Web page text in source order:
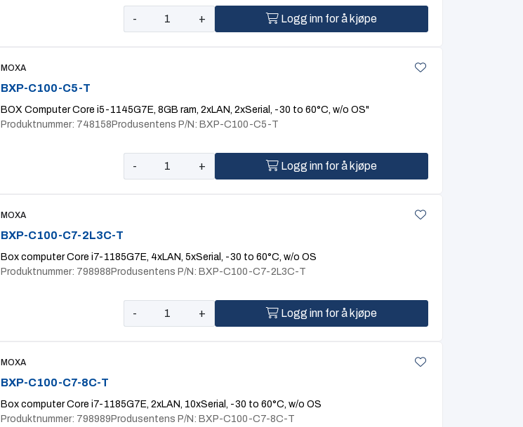
- + Logg inn for å kjøpe
MOXA
BXP-C100-C5-T
BOX Computer Core i5-1145G7E, 8GB ram, 2xLAN, 2xSerial, -30 to 60°C, w/o OS"
Produktnummer: 748158Produsentens P/N: BXP-C100-C5-T
- + Logg inn for å kjøpe
MOXA
BXP-C100-C7-2L3C-T
Box computer Core i7-1185G7E, 4xLAN, 5xSerial, -30 to 60°C, w/o OS
Produktnummer: 798988Produsentens P/N: BXP-C100-C7-2L3C-T
- + Logg inn for å kjøpe
MOXA
BXP-C100-C7-8C-T
Box computer Core i7-1185G7E, 2xLAN, 10xSerial, -30 to 60°C, w/o OS
Produktnummer: 798989Produsentens P/N: BXP-C100-C7-8C-T